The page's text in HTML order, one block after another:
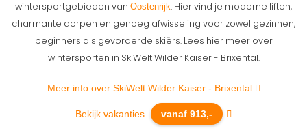
wintersportgebieden van Oostenrijk. Hier vind je moderne liften,
charmante dorpen en genoeg afwisseling voor zowel gezinnen,
beginners als gevorderde skiërs. Lees hier meer over
wintersporten in SkiWelt Wilder Kaiser - Brixental.
Meer info over SkiWelt Wilder Kaiser - Brixental
Bekijk vakanties vanaf 913,-